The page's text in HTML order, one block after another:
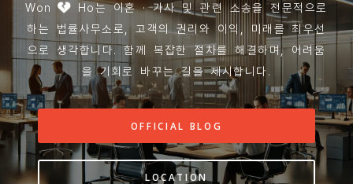
Won
Ho는 이혼 · 가사 및 관련 소송을 전문적으로
하는 법률사무소로, 고객의 권리와 이익, 미래를 최우선
으로 생각합니다. 함께 복잡한 절차를 해결하며, 어려움
을 기회로 바꾸는 길을 제시합니다.
OFFICIAL BLOG
LOCATION